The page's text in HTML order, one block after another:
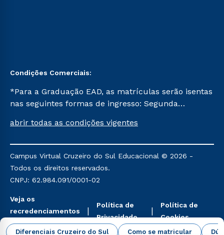
Diferenciais Cruzeiro do Sul Como se matricular
Condições Comerciais:
*Para a Graduação EAD, as matrículas serão isentas
nas seguintes formas de ingresso: Segunda
Já para as demais, a taxa de matrícula será de R$
mencionadas são referentes aos cursos: Ensino
Religioso, Geografia para a Docência e Metodologia
do Ensino de História: Questões Atuais.
abrir todas as condições vigentes
Campus Virtual Cruzeiro do Sul Educacional © 2026 -
Todos os direitos reservados.
CNPJ: 62.984.091/0001-02
Veja os
recredenciamentos
aqui
Política de
Privacidade
Política de
Cookies